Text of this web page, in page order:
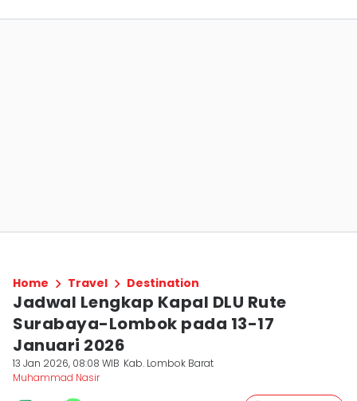
Home Travel Destination
Jadwal Lengkap Kapal DLU Rute
Surabaya-Lombok pada 13-17
Januari 2026
13 Jan 2026, 08:08 WIB Kab. Lombok Barat
Muhammad Nasir